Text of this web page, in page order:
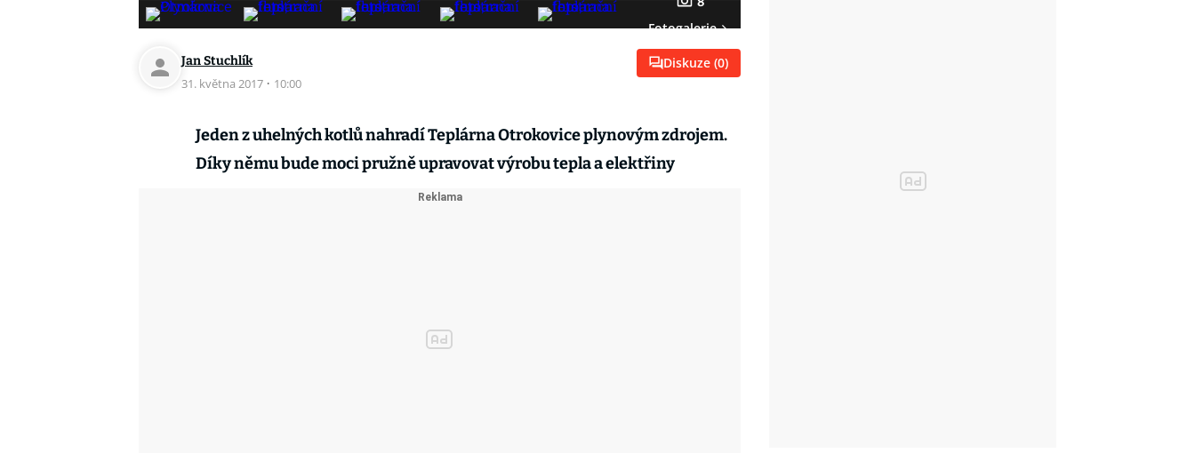
Fotogalerie
Jan Stuchlík
31. května 2017 · 10:00
Diskuze (0)
Jeden z uhelných kotlů nahradí Teplárna Otrokovice plynovým zdrojem.
Díky němu bude moci pružně upravovat výrobu tepla a elektřiny